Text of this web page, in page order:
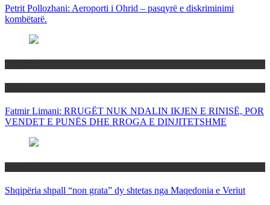
Petrit Pollozhani: Aeroporti i Ohrid – pasqyrë e diskriminimi
kombëtarë.
Fatmir Limani: RRUGËT NUK NDALIN IKJEN E RINISË, POR
VENDET E PUNËS DHE RROGA E DINJITETSHME
Shqipëria shpall “non grata” dy shtetas nga Maqedonia e Veriut